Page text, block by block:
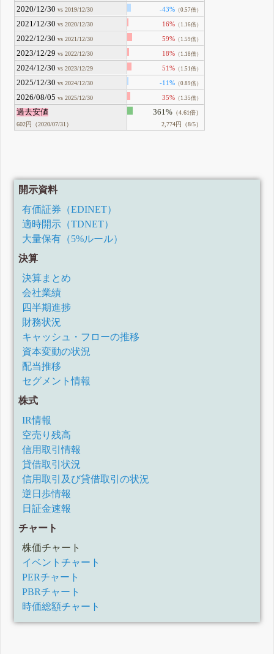
2020/12/30 vs 2019/12/30 -43% （0.57倍）
2021/12/30 vs 2020/12/30 16% （1.16倍）
2022/12/30 vs 2021/12/30 59% （1.59倍）
2023/12/29 vs 2022/12/30 18% （1.18倍）
2024/12/30 vs 2023/12/29 51% （1.51倍）
2025/12/30 vs 2024/12/30 -11% （0.89倍）
2026/08/05 vs 2025/12/30 35% （1.35倍）
過去安値
602円（2020/07/31）
361% （4.61倍）
2,774円（8/5）
開示資料
有価証券（EDINET）
適時開示（TDNET）
大量保有（5%ルール）
決算
決算まとめ
会社業績
四半期進捗
財務状況
キャッシュ・フローの推移
資本変動の状況
配当推移
セグメント情報
株式
IR情報
空売り残高
信用取引情報
貸借取引状況
信用取引及び貸借取引の状況
逆日歩情報
日証金速報
チャート
株価チャート
イベントチャート
PERチャート
PBRチャート
時価総額チャート